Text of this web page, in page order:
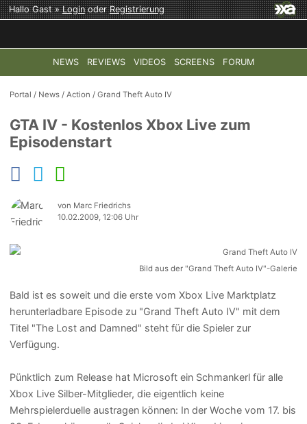
Hallo Gast »LoginoderRegistrierung
NEWS REVIEWS VIDEOS SCREENS FORUM
TOP-THEMEN: COD: MODERN WARFARE 4 HALO:
Portal / News /Action /Grand Theft Auto IV
GTA IV - Kostenlos Xbox Live zum
Episodenstart
von Marc Friedrichs
10.02.2009, 12:06 Uhr
Bild aus der "Grand Theft Auto IV"-Galerie
Bald ist es soweit und die erste vom Xbox Live Marktplatz
herunterladbare Episode zu "Grand Theft Auto IV" mit dem
Titel "The Lost and Damned" steht für die Spieler zur
Verfügung.
Pünktlich zum Release hat Microsoft ein Schmankerl für alle
Xbox Live Silber-Mitglieder, die eigentlich keine
Mehrspielerduelle austragen können: In der Woche vom 17. bis